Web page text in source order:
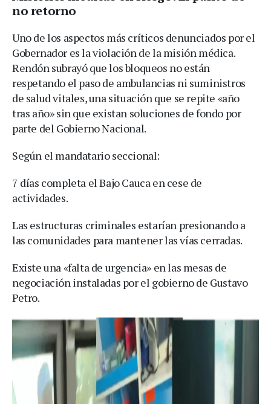
no retorno
Uno de los aspectos más críticos denunciados por el
Gobernador es la violación de la misión médica.
Rendón subrayó que los bloqueos no están
respetando el paso de ambulancias ni suministros
de salud vitales, una situación que se repite «año
tras año» sin que existan soluciones de fondo por
parte del Gobierno Nacional.
Según el mandatario seccional:
7 días completa el Bajo Cauca en cese de
actividades.
Las estructuras criminales estarían presionando a
las comunidades para mantener las vías cerradas.
Existe una «falta de urgencia» en las mesas de
negociación instaladas por el gobierno de Gustavo
Petro.